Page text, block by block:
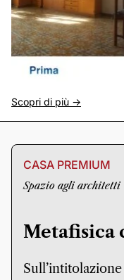
Scopri di più ->
CASA PREMIUM
Spazio agli architetti
Metafisica